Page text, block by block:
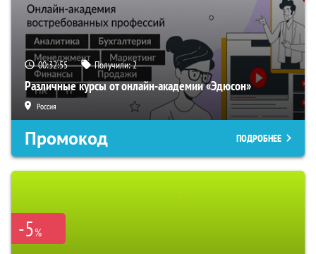
00:32:54 Получили:2
Различные курсы от онлайн-академии «Эдюсон»
Россия
Промокод ПОДРОБНЕЕ
-5%